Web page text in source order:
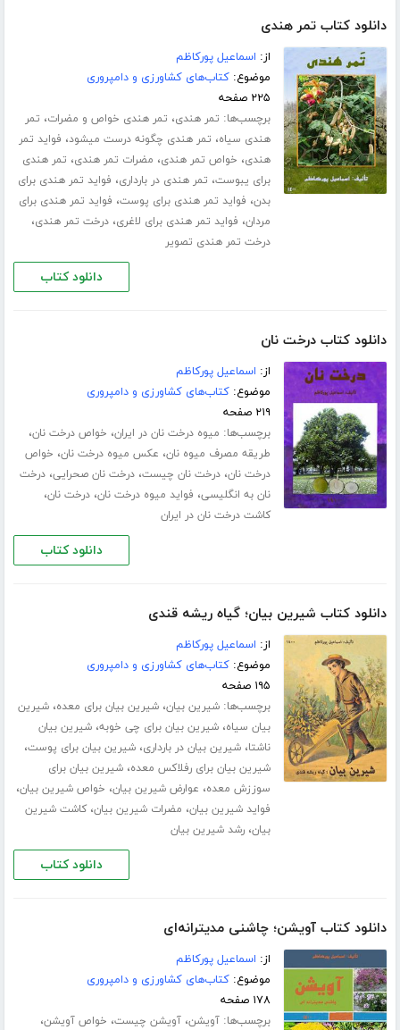
دانلود کتاب تمر هندی
از: اسماعیل پورکاظم
موضوع:کتاب‌های کشاورزی و دامپروری
۲۲۵ صفحه
برچسب‌ها: تمر هندی، تمر هندی خواص و مضرات، تمر
هندی سیاه، تمر هندی چگونه درست میشود، فواید تمر
هندی، خواص تمر هندی، مضرات تمر هندی، تمر هندی
برای یبوست، تمر هندی در بارداری، فواید تمر هندی برای
بدن، فواید تمر هندی برای پوست، فواید تمر هندی برای
مردان، فواید تمر هندی برای لاغری،درخت تمر هندی،
درخت تمر هندی تصویر
دانلود کتاب
دانلود کتاب درخت نان
از: اسماعیل پورکاظم
موضوع:کتاب‌های کشاورزی و دامپروری
۲۱۹ صفحه
برچسب‌ها: میوه درخت نان در ایران، خواص درخت نان،
طریقه مصرف میوه نان، عکس میوه درخت نان، خواص
درخت نان،درخت نان چیست،درخت نان صحرایی،درخت
نان به انگلیسی، فواید میوه درخت نان،درخت نان،
کاشت درخت نان در ایران
دانلود کتاب
دانلود کتاب شیرین بیان؛ گیاه ریشه قندی
از: اسماعیل پورکاظم
موضوع:کتاب‌های کشاورزی و دامپروری
۱۹۵ صفحه
برچسب‌ها:شیرین بیان،شیرین بیان برای معده،شیرین
بیان سیاه،شیرین بیان برای چی خوبه،شیرین بیان
ناشتا،شیرین بیان در بارداری،شیرین بیان برای پوست،
شیرین بیان برای رفلاکس معده،شیرین بیان برای
سوززش معده، عوارض شیرین بیان، خواص شیرین بیان،
فواید شیرین بیان، مضرات شیرین بیان،کاشت شیرین
بیان،رشد شیرین بیان
دانلود کتاب
دانلود کتاب آویشن؛ چاشنی مدیترانه‌ای
از: اسماعیل پورکاظم
موضوع:کتاب‌های کشاورزی و دامپروری
۱۷۸ صفحه
برچسب‌ها:آویشن،آویشن چیست، خواص آویشن،